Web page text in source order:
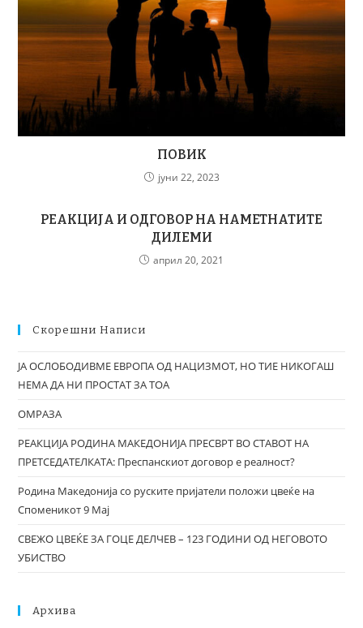
ПОВИК
јуни 22, 2023
РЕАКЦИЈА И ОДГОВОР НА НАМЕТНАТИТЕ
ДИЛЕМИ
април 20, 2021
Скорешни Написи
ЈА ОСЛОБОДИВМЕ ЕВРОПА ОД НАЦИЗМОТ, НО ТИЕ НИКОГАШ
НЕМА ДА НИ ПРОСТАТ ЗА ТОА
ОМРАЗА
РЕАКЦИЈА РОДИНА МАКЕДОНИЈА ПРЕСВРТ ВО СТАВОТ НА
ПРЕТСЕДАТЕЛКАТА: Преспанскиот договор е реалност?
Родина Македонија со руските пријатели положи цвеќе на
Споменикот 9 Мај
СВЕЖО ЦВЕЌЕ ЗА ГОЦЕ ДЕЛЧЕВ – 123 ГОДИНИ ОД НЕГОВОТО
УБИСТВО
Архива